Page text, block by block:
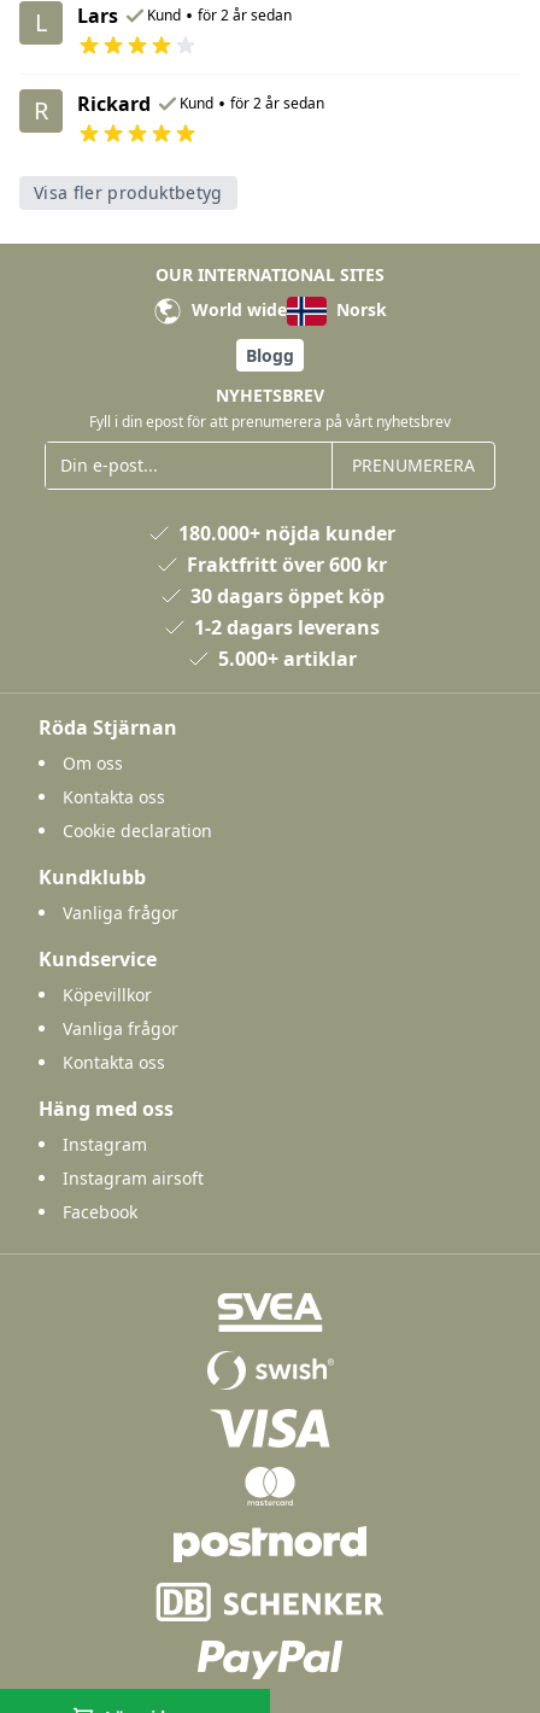
L Lars Kund • för 2 år sedan
R Rickard Kund • för 2 år sedan
Visa fler produktbetyg
OUR INTERNATIONAL SITES
World wide
Norsk
Blogg
NYHETSBREV
Fyll i din epost för att prenumerera på vårt nyhetsbrev
PRENUMERERA
180.000+ nöjda kunder
Fraktfritt över 600 kr
30 dagars öppet köp
1-2 dagars leverans
5.000+ artiklar
Röda Stjärnan
Om oss
Kontakta oss
Cookie declaration
Kundklubb
Vanliga frågor
Kundservice
Köpevillkor
Vanliga frågor
Kontakta oss
Häng med oss
Instagram
Instagram airsoft
Facebook